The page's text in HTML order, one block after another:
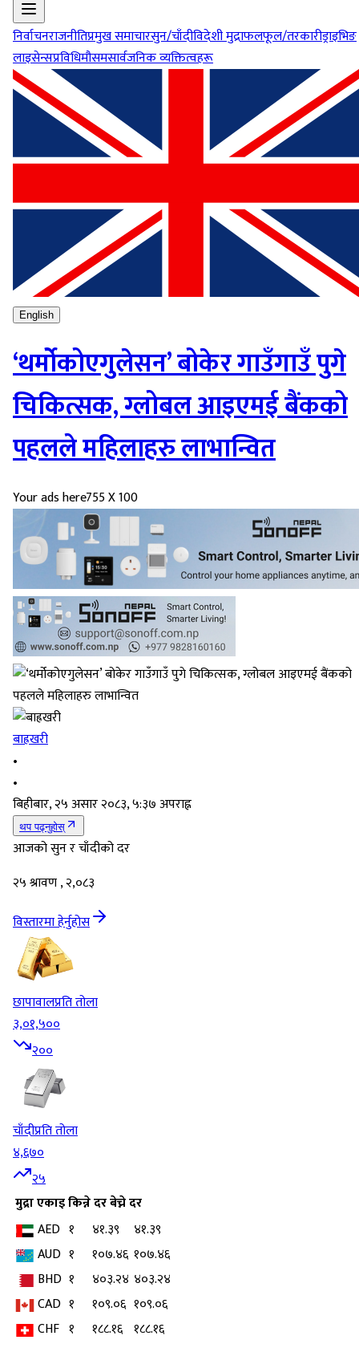
निर्वाचनराजनीतिप्रमुख समाचारसुन/चाँदीविदेशी मुद्राफलफूल/तरकारीड्राइभिङ
लाइसेन्सप्रविधिमौसमसार्वजनिक व्यक्तित्वहरू
English
‘थर्मोकोएगुलेसन’ बोकेर गाउँगाउँ पुगे
चिकित्सक, ग्लोबल आइएमई बैंकको
पहलले महिलाहरु लाभान्वित
Your ads here755 X 100
बाह्रखरी
•
•
बिहीबार, २५ असार २०८३, ५:३७ अपराह्न
थप पढ्नुहोस्
आजको सुन र चाँदीको दर
२५ श्रावण , २,०८३
विस्तारमा हेर्नुहोस
छापावालप्रति तोला
३,०१,५००
२००
चाँदीप्रति तोला
४,६७०
२५
मुद्राएकाइकिन्ने दरबेच्ने दर
AED १ ४१.३९
४१.३९
AUD १ १०७.४६ १०७.४६
BHD १ ४०३.२४ ४०३.२४
CAD १ १०९.०६ १०९.०६
CHF १ १८८.१६ १८८.१६